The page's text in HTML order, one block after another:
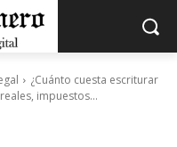
¿Cuánto cuesta escriturar
impuestos...